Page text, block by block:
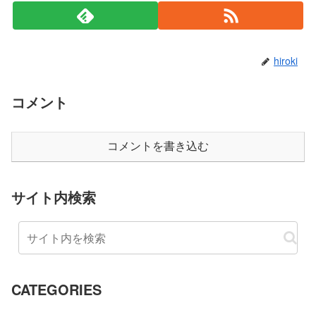
hiroki
コメント
コメントを書き込む
サイト内検索
CATEGORIES